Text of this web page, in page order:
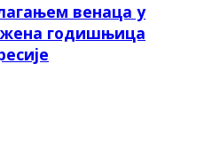
венаца у
годишњица